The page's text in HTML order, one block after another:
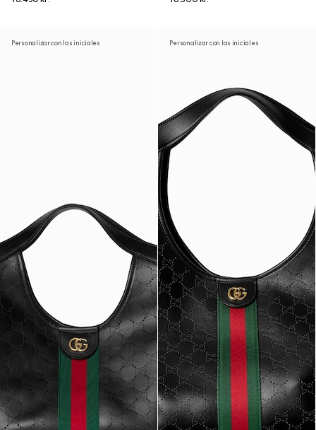
Personalizar con las iniciales Personalizar con las iniciales